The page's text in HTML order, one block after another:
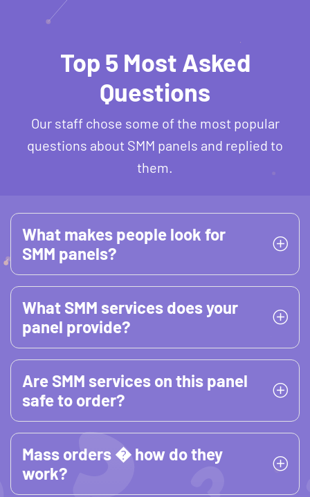
Top 5 Most Asked
Questions
Our staff chose some of the most popular
questions about SMM panels and replied to
them.
What makes people look for
SMM panels?
What SMM services does your
panel provide?
Are SMM services on this panel
safe to order?
Mass orders � how do they
work?